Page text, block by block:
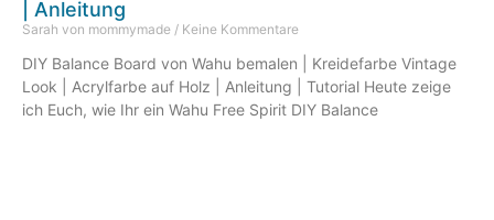
| Anleitung
Sarah von mommymade Keine Kommentare
DIY Balance Board von Wahu bemalen | Kreidefarbe Vintage
Look | Acrylfarbe auf Holz | Anleitung | Tutorial Heute zeige
ich Euch, wie Ihr ein Wahu Free Spirit DIY Balance